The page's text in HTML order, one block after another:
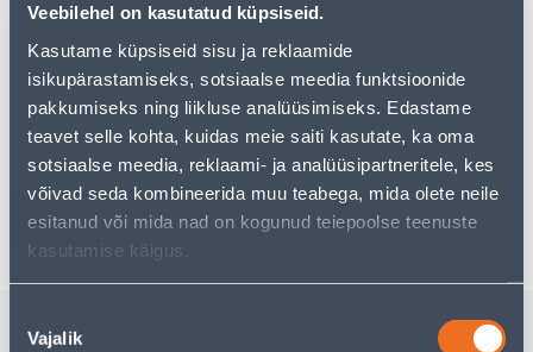
Veebilehel on kasutatud küpsiseid.
Kasutame küpsiseid sisu ja reklaamide
isikupärastamiseks, sotsiaalse meedia funktsioonide
pakkumiseks ning liikluse analüüsimiseks. Edastame
teavet selle kohta, kuidas meie saiti kasutate, ka oma
sotsiaalse meedia, reklaami- ja analüüsipartneritele, kes
võivad seda kombineerida muu teabega, mida olete neile
esitanud või mida nad on kogunud teiepoolse teenuste
kasutamise käigus.
valik
Vajalik
• Keermelatt.
• Pikkus 2 meetrit.
• 14-päevane tagastusõigus.
Забрать в магазине, с 11.08.2026
Ожидаемая доставка домой от 16,90 € с 2-5 tööpäeva